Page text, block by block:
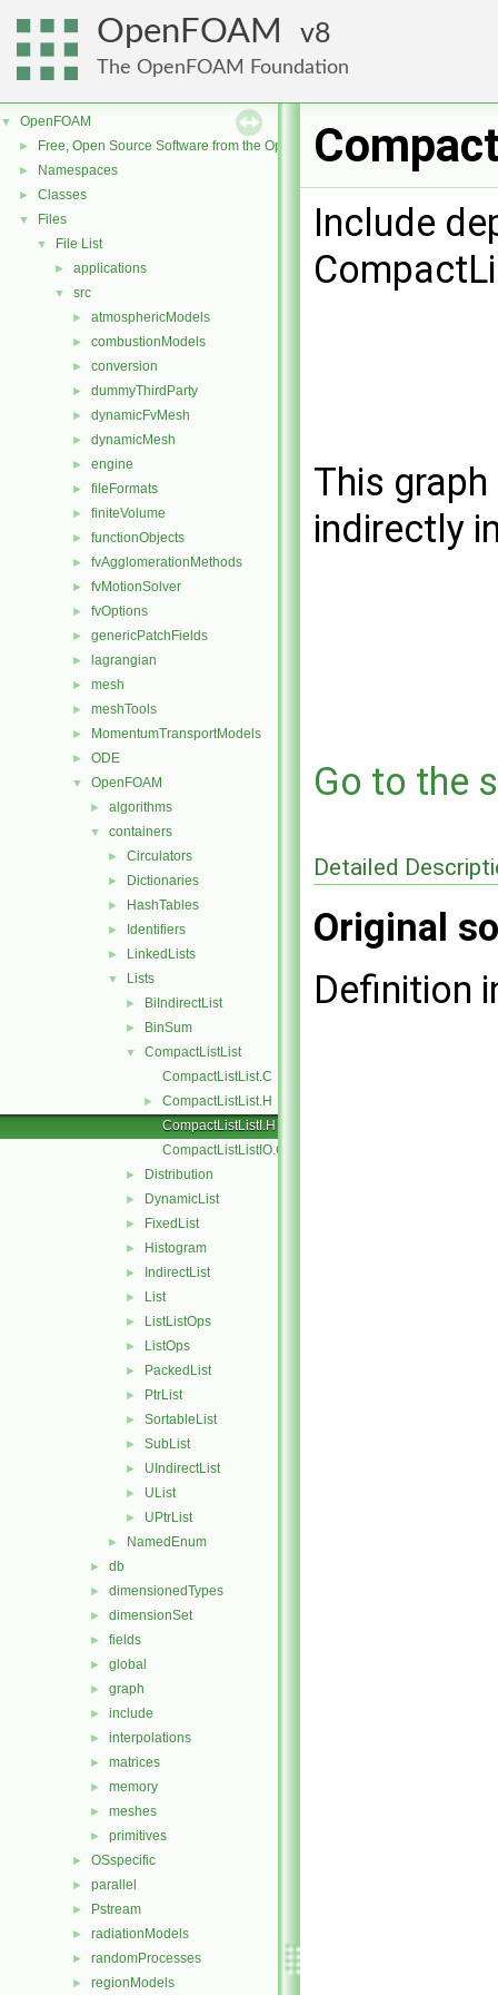
OpenFOAM 8
The OpenFOAM Foundation
▼ OpenFOAM
► Free, Open Source Software from the OpenFOAM Foundation
► Namespaces
► Classes
▼ Files
▼ File List
► applications
▼ src
► atmosphericModels
► combustionModels
► conversion
► dummyThirdParty
► dynamicFvMesh
► dynamicMesh
► engine
► fileFormats
► finiteVolume
► functionObjects
► fvAgglomerationMethods
► fvMotionSolver
► fvOptions
► genericPatchFields
► lagrangian
► mesh
► meshTools
► MomentumTransportModels
► ODE
▼ OpenFOAM
► algorithms
▼ containers
► Circulators
► Dictionaries
► HashTables
► Identifiers
► LinkedLists
▼ Lists
► BiIndirectList
► BinSum
▼
CompactListList
CompactListList.C
►
CompactListList.H
CompactListListI.H
CompactListListIO.C
► Distribution
► DynamicList
► FixedList
► Histogram
► IndirectList
► List
► ListListOps
► ListOps
► PackedList
► PtrList
► SortableList
► SubList
► UIndirectList
► UList
► UPtrList
► NamedEnum
► db
► dimensionedTypes
► dimensionSet
► fields
► global
► graph
► include
► interpolations
► matrices
► memory
► meshes
► primitives
► OSspecific
► parallel
► Pstream
► radiationModels
► randomProcesses
► regionModels
Include
This
indirectly
Go to the
Detailed
Original
Definition